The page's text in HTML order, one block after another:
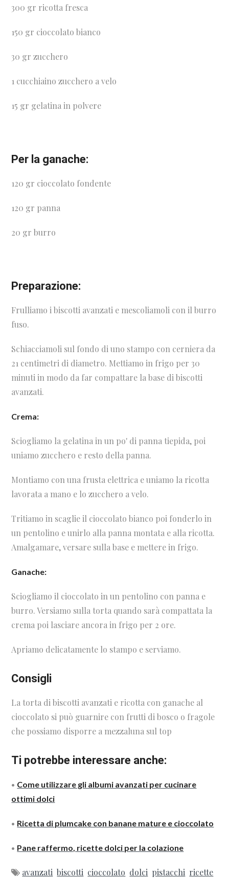
300 gr ricotta fresca
150 gr cioccolato bianco
30 gr zucchero
1 cucchiaino zucchero a velo
15 gr gelatina in polvere
Per la ganache:
120 gr cioccolato fondente
120 gr panna
20 gr burro
Preparazione:
Frulliamo i biscotti avanzati e mescoliamoli con il burro
fuso.
Schiacciamoli sul fondo di uno stampo con cerniera da
21 centimetri di diametro. Mettiamo in frigo per 30
minuti in modo da far compattare la base di biscotti
avanzati.
Crema:
Sciogliamo la gelatina in un po' di panna tiepida, poi
uniamo zucchero e resto della panna.
Montiamo con una frusta elettrica e uniamo la ricotta
lavorata a mano e lo zucchero a velo.
Tritiamo in scaglie il cioccolato bianco poi fonderlo in
un pentolino e unirlo alla panna montata e alla ricotta.
Amalgamare, versare sulla base e mettere in frigo.
Ganache:
Sciogliamo il cioccolato in un pentolino con panna e
burro. Versiamo sulla torta quando sarà compattata la
crema poi lasciare ancora in frigo per 2 ore.
Apriamo delicatamente lo stampo e serviamo.
Consigli
La torta di biscotti avanzati e ricotta con ganache al
cioccolato si può guarnire con frutti di bosco o fragole
che possiamo disporre a mezzaluna sul top
Ti potrebbe interessare anche:
• Come utilizzare gli albumi avanzati per cucinare
ottimi dolci
• Ricetta di plumcake con banane mature e cioccolato
• Pane raffermo, ricette dolci per la colazione
avanzati biscotti cioccolato dolci pistacchi ricette